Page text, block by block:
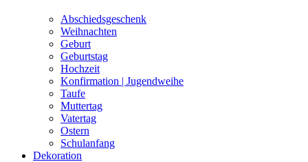
Abschiedsgeschenk
Weihnachten
Geburt
Geburtstag
Hochzeit
Konfirmation | Jugendweihe
Taufe
Muttertag
Vatertag
Ostern
Schulanfang
Dekoration